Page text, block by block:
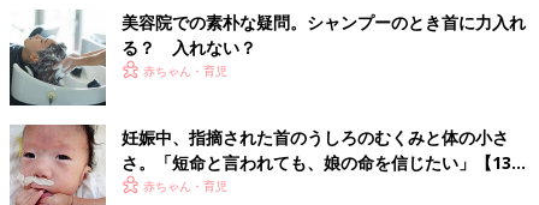
腕の痺れや肘の痛みを生じます。スマホを長時間持つことで肘が
曲がったまま固まった状態。
【頭痛・めまい】
スマホを利用する際に体が丸まり頭を前に出すような形＝猫背に
なってしまい肩が内側に丸まった状態のこと。肩こりの原因とな
るほか、放置すると偏頭痛や目のかすみが出る。
美容院での素朴な疑問。シャンプーのとき首に力入れ
る？ 入れない？
赤ちゃん・育児
妊娠中、指摘された首のうしろのむくみと体の小さ
さ。「短命と言われても、娘の命を信じたい」【13ト
リソミー体験談】
赤ちゃん・育児